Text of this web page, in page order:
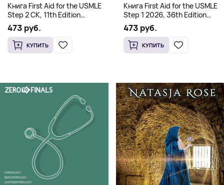
Книга First Aid for the USMLE
Step 2 CK, 11th Edition
(Мягкий переплет,
Английский язык)
473 руб.
КУПИТЬ
Книга First Aid for the USMLE
Step 1 2026, 36th Edition
(Мягкий переплет,
Английский язык)
473 руб.
КУПИТЬ